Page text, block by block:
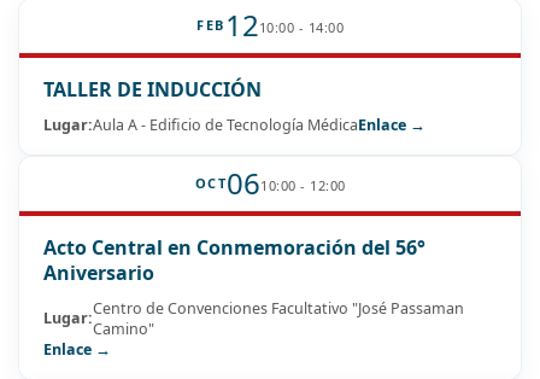
FEB 1210:00 - 14:00
TALLER DE INDUCCIÓN
Lugar:Aula A - Edificio de Tecnología MédicaEnlace →
OCT0610:00 - 12:00
Acto Central en Conmemoración del 56°
Aniversario
Lugar:Centro de Convenciones Facultativo "José Passaman
Camino"
Enlace →